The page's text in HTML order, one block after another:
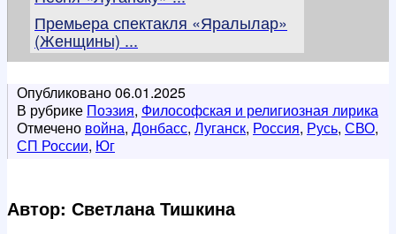
Премьера спектакля «Яралылар»
(Женщины) ...
Опубликовано06.01.2025
В рубрике Поэзия, Философская и религиозная лирика
Отмечено война, Донбасс, Луганск, Россия, Русь, СВО,
СП России, Юг
Автор: Светлана Тишкина